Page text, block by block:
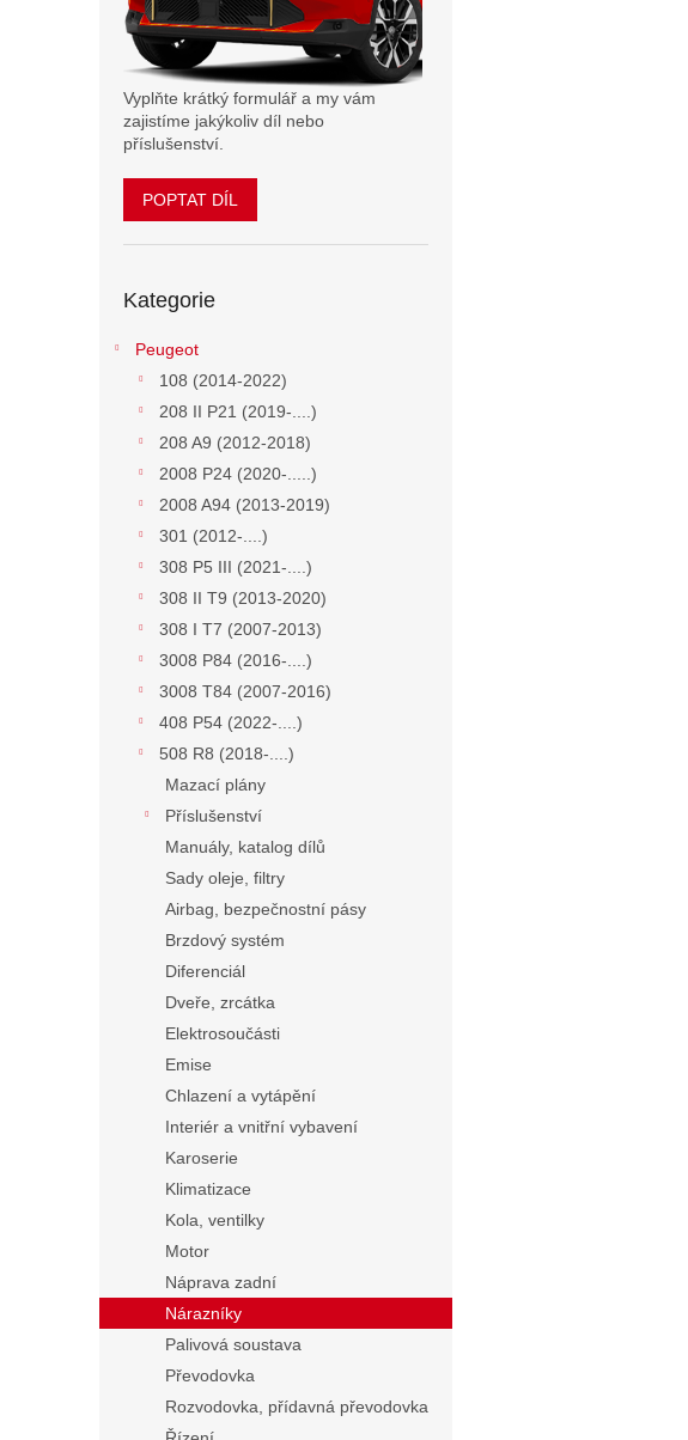
Vyplňte krátký formulář a my vám
zajistíme jakýkoliv díl nebo
příslušenství.
POPTAT DÍL
kategorie
Kategorie
Peugeot
108 (2014-2022)
208 II P21 (2019-....)
208 A9 (2012-2018)
2008 P24 (2020-.....)
2008 A94 (2013-2019)
301 (2012-....)
308 P5 III (2021-....)
308 II T9 (2013-2020)
308 I T7 (2007-2013)
3008 P84 (2016-....)
3008 T84 (2007-2016)
408 P54 (2022-....)
508 R8 (2018-....)
Mazací plány
Příslušenství
Manuály, katalog dílů
Sady oleje, filtry
Airbag, bezpečnostní pásy
Brzdový systém
Diferenciál
Dveře, zrcátka
Elektrosoučásti
Emise
Chlazení a vytápění
Interiér a vnitřní vybavení
Karoserie
Klimatizace
Kola, ventilky
Motor
Náprava zadní
Nárazníky
Palivová soustava
Převodovka
Rozvodovka, přídavná převodovka